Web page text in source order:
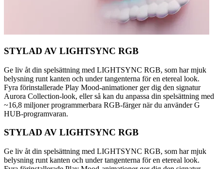
STYLAD AV LIGHTSYNC RGB
Ge liv åt din spelsättning med LIGHTSYNC RGB, som har mjuk
belysning runt kanten och under tangenterna för en etereal look.
Fyra förinstallerade Play Mood-animationer ger dig den signatur
Aurora Collection-look, eller så kan du anpassa din spelsättning med
~16,8 miljoner programmerbara RGB-färger när du använder G
HUB-programvaran.
STYLAD AV LIGHTSYNC RGB
Ge liv åt din spelsättning med LIGHTSYNC RGB, som har mjuk
belysning runt kanten och under tangenterna för en etereal look.